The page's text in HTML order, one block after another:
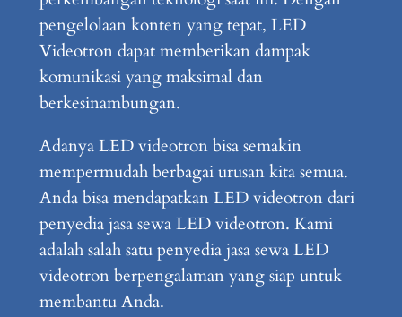
pengelolaan konten yang tepat, LED
Videotron dapat memberikan dampak
komunikasi yang maksimal dan
berkesinambungan.
Adanya LED videotron bisa semakin
mempermudah berbagai urusan kita semua.
Anda bisa mendapatkan LED videotron dari
penyedia jasa sewa LED videotron. Kami
adalah salah satu penyedia jasa sewa LED
videotron berpengalaman yang siap untuk
membantu Anda.